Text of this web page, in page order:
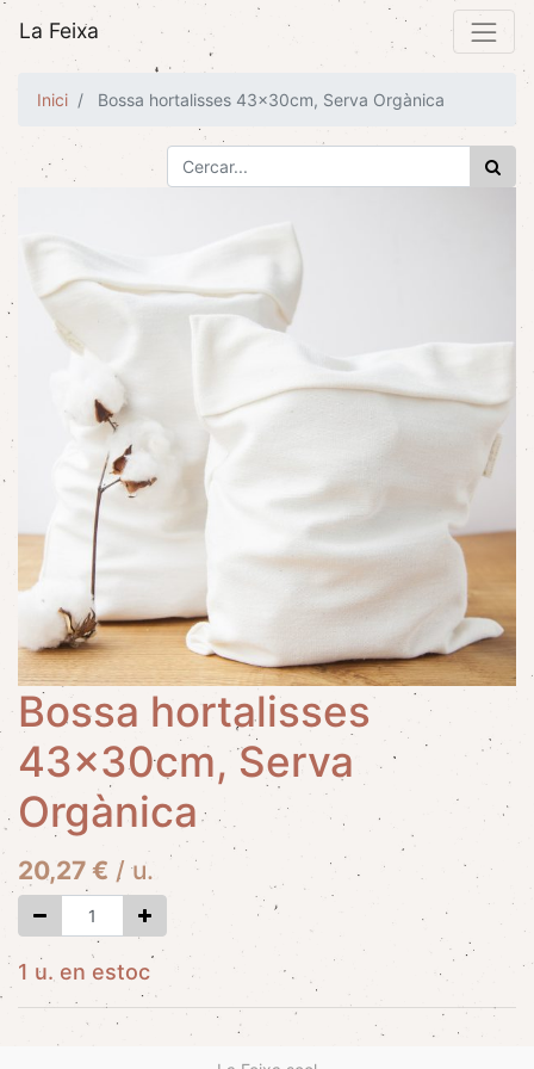
La Feixa
Inici Bossa hortalisses 43x30cm, Serva Orgànica
Bossa hortalisses
43x30cm, Serva
Orgànica
20,27 € /u.
1 u. en estoc